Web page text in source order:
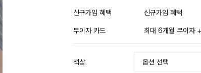
신규가입 혜택 신규가입 혜택
무이자 카드 최대 6개월 무이자
색상